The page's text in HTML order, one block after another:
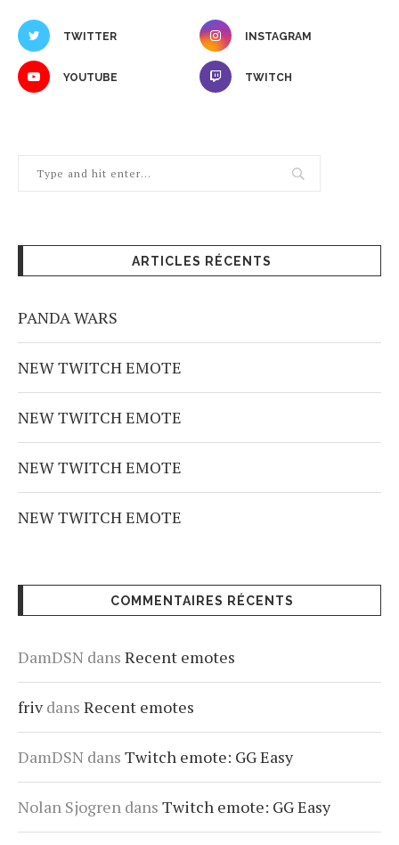
TWITTER INSTAGRAM
YOUTUBE TWITCH
ARTICLES RÉCENTS
PANDA WARS
NEW TWITCH EMOTE
NEW TWITCH EMOTE
NEW TWITCH EMOTE
NEW TWITCH EMOTE
COMMENTAIRES RÉCENTS
DamDSN dans Recent emotes
frivdans Recent emotes
DamDSN dans Twitch emote: GG Easy
Nolan Sjogren dans Twitch emote: GG Easy